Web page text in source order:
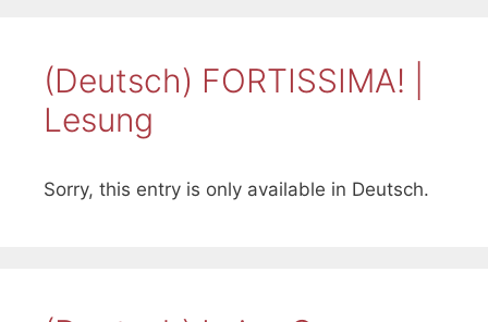
(Deutsch) FORTISSIMA! |
Lesung
Sorry, this entry is only available in Deutsch.